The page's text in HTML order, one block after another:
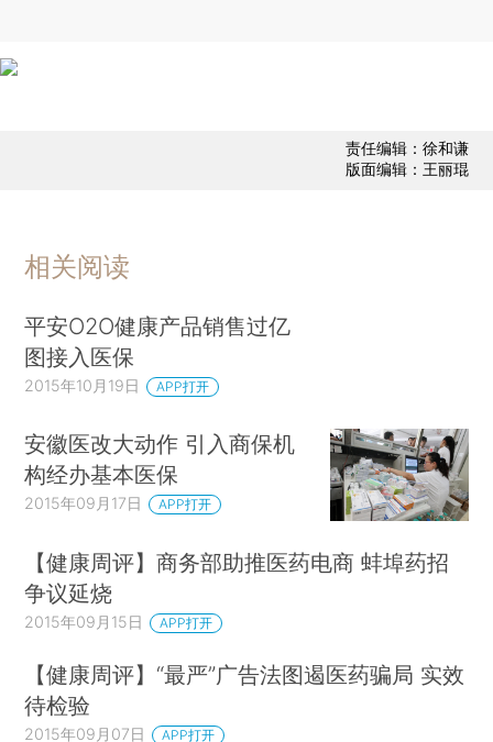
责任编辑：徐和谦
版面编辑：王丽琨
相关阅读
平安O2O健康产品销售过亿
图接入医保
2015年10月19日 APP打开
安徽医改大动作 引入商保机
构经办基本医保
2015年09月17日 APP打开
【健康周评】商务部助推医药电商 蚌埠药招
争议延烧
2015年09月15日 APP打开
【健康周评】“最严”广告法图遏医药骗局 实效
待检验
2015年09月07日 APP打开